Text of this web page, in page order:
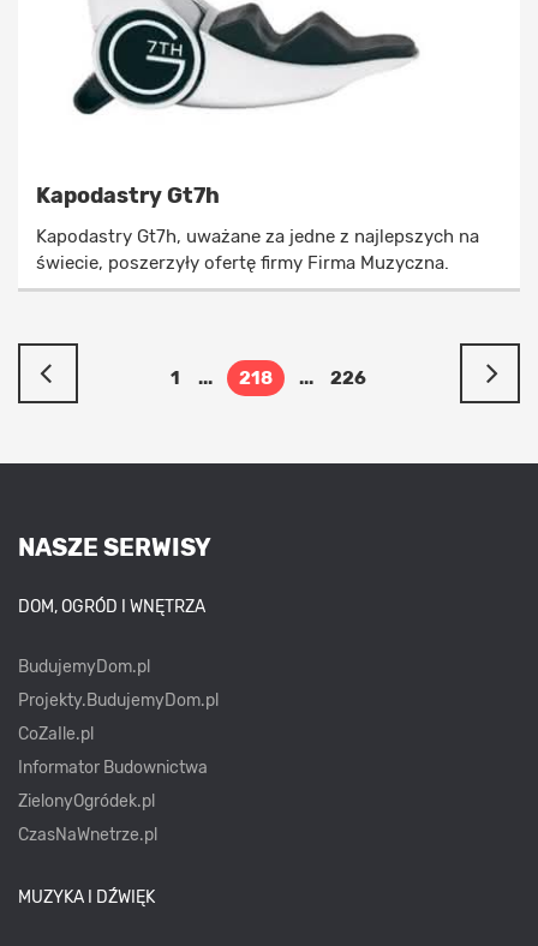
Kapodastry Gt7h
Kapodastry Gt7h, uważane za jedne z najlepszych na
świecie, poszerzyły ofertę firmy Firma Muzyczna.
1 ... 218 ... 226
NASZE SERWISY
DOM, OGRÓD I WNĘTRZA
BudujemyDom.pl
Projekty.BudujemyDom.pl
CoZaIle.pl
Informator Budownictwa
ZielonyOgródek.pl
CzasNaWnetrze.pl
MUZYKA I DŹWIĘK